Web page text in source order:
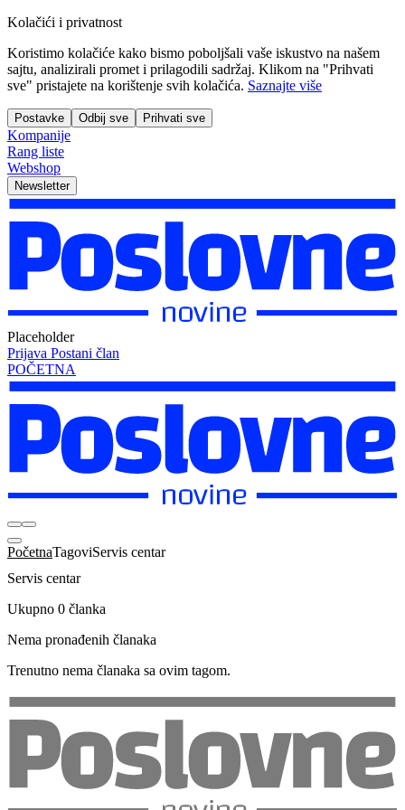
Kolačići i privatnost
Koristimo kolačiće kako bismo poboljšali vaše iskustvo na našem
sajtu, analizirali promet i prilagodili sadržaj. Klikom na "Prihvati
sve" pristajete na korištenje svih kolačića. Saznajte više
Postavke Odbij sve Prihvati sve
Kompanije
Rang liste
Webshop
Newsletter
Placeholder
Prijava Postani član
POČETNA
PočetnaTagoviServis centar
Servis centar
Ukupno 0 članka
Nema pronađenih članaka
Trenutno nema članaka sa ovim tagom.